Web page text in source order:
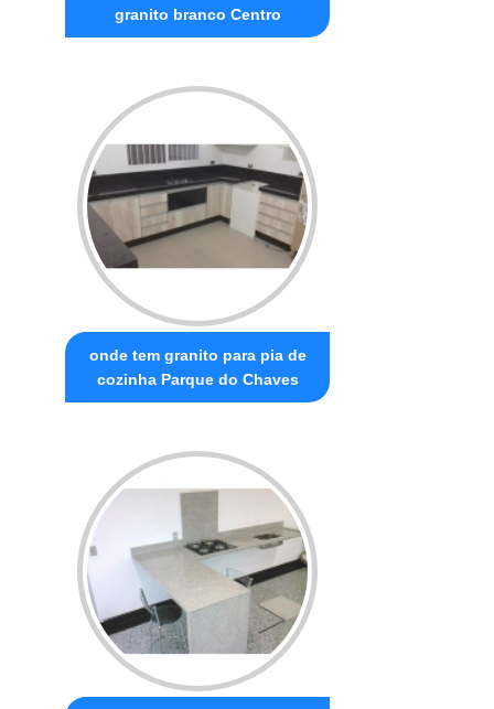
granito branco Centro
onde tem granito para pia de
cozinha Parque do Chaves